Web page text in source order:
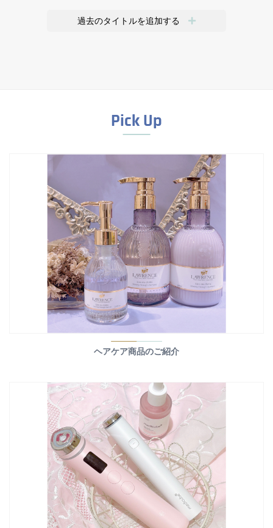
過去のタイトルを追加する
Pick Up
ヘアケア商品のご紹介